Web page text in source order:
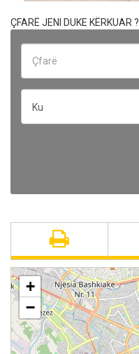
ÇFARË JENI DUKE KËRKUAR ?
Ku
+
−